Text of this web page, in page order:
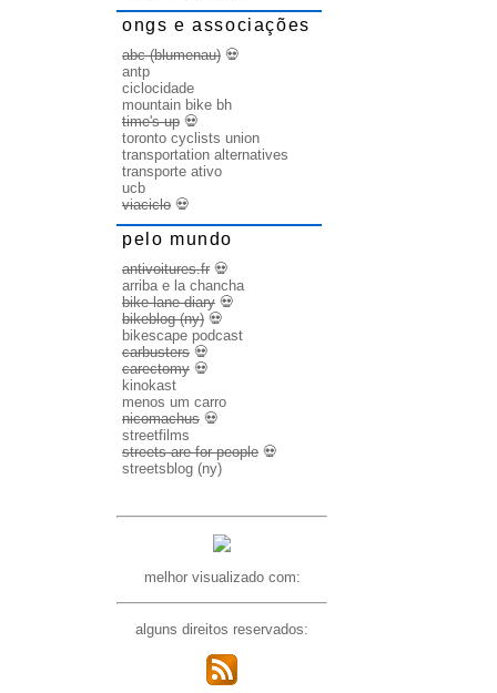
ongs e associações
abc (blumenau) 💀
antp
ciclocidade
mountain bike bh
time's up 💀
toronto cyclists union
transportation alternatives
transporte ativo
ucb
viaciclo 💀
pelo mundo
antivoitures.fr 💀
arriba e la chancha
bike lane diary 💀
bikeblog (ny) 💀
bikescape podcast
carbusters 💀
carectomy 💀
kinokast
menos um carro
nicomachus 💀
streetfilms
streets are for people 💀
streetsblog (ny)
melhor visualizado com:
alguns direitos reservados: